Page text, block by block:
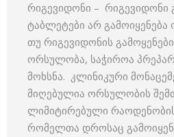
რიგევიდონი –
ტაბლეტები არ
თუ რიგევიდონის
ორსულობა, საჭიროა
მოხსნა. კლინიკური
მიღებულია ორსულობის
ლიმიტირებული
რომელთა დროსაც